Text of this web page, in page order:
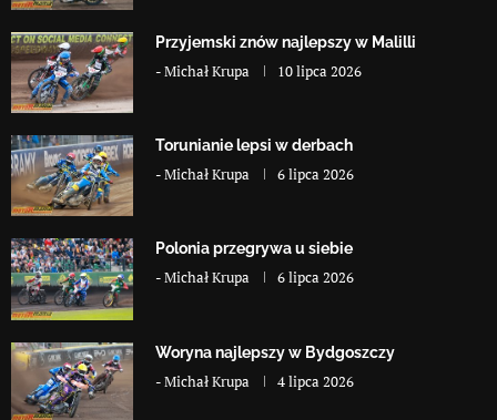
Przyjemski znów najlepszy w Malilli
-Michał Krupa 10 lipca 2026
Torunianie lepsi w derbach
-Michał Krupa 6 lipca 2026
Polonia przegrywa u siebie
-Michał Krupa 6 lipca 2026
Woryna najlepszy w Bydgoszczy
-Michał Krupa 4 lipca 2026